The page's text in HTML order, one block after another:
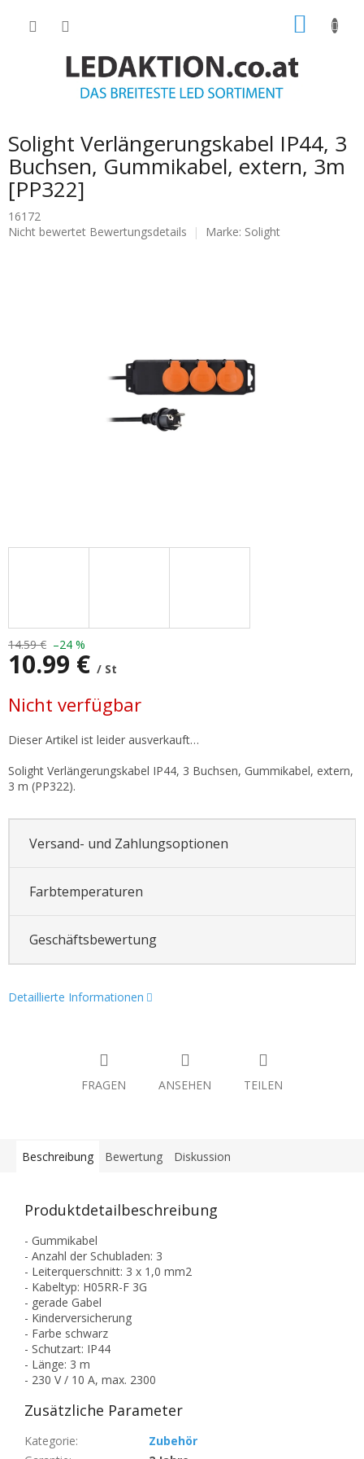
Solight Verlängerungskabel IP44, 3
Buchsen, Gummikabel, extern, 3m
[PP322]
16172
Die
Nicht bewertet Bewertungsdetails Marke: Solight
14.59 € –24 %
10.99 € / St
Nicht verfügbar
Dieser Artikel ist leider ausverkauft…
Solight Verlängerungskabel IP44, 3 Buchsen, Gummikabel, extern,
3 m (PP322).
Versand- und Zahlungsoptionen
Farbtemperaturen
Geschäftsbewertung
Detaillierte Informationen
FRAGEN ANSEHEN TEILEN
Beschreibung Bewertung Diskussion
Produktdetailbeschreibung
- Gummikabel
- Anzahl der Schubladen: 3
- Leiterquerschnitt: 3 x 1,0 mm2
- Kabeltyp: H05RR-F 3G
- gerade Gabel
- Kinderversicherung
- Farbe schwarz
- Schutzart: IP44
- Länge: 3 m
- 230 V / 10 A, max. 2300
Zusätzliche Parameter
Kategorie:
Zubehör